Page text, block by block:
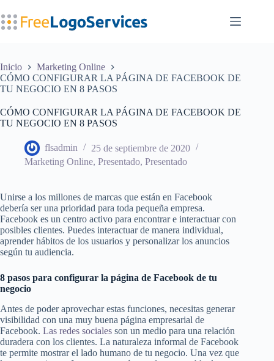
al
contenido
Inicio
Marketing Online
CÓMO CONFIGURAR LA PÁGINA DE FACEBOOK DE
TU NEGOCIO EN 8 PASOS
CÓMO CONFIGURAR LA PÁGINA DE FACEBOOK DE
TU NEGOCIO EN 8 PASOS
flsadmin
25 de septiembre de 2020
Marketing Online, Presentado, Presentado
Unirse a los millones de marcas que están en Facebook
debería ser una prioridad para toda pequeña empresa.
Facebook es un centro activo para encontrar e interactuar con
posibles clientes. Puedes interactuar de manera individual,
aprender hábitos de los usuarios y personalizar los anuncios
según tu audiencia.
8 pasos para configurar la página de Facebook de tu
negocio
Antes de poder aprovechar estas funciones, necesitas generar
visibilidad con una muy buena página empresarial de
Facebook. Las redes sociales son un medio para una relación
duradera con los clientes. La naturaleza informal de Facebook
te permite mostrar el lado humano de tu negocio. Una vez que